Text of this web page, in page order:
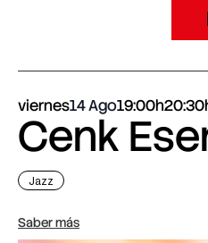
viernes14 Ago19:00h
Cenk
Jazz
Saber más